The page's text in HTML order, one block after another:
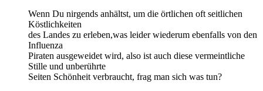
Wenn Du nirgends anhältst, um die örtlichen oft seitlichen
Köstlichkeiten
des Landes zu erleben,was leider wiederum ebenfalls von den
Influenza
Piraten ausgeweidet wird, also ist auch diese vermeintliche
Stille und unberührte
Seiten Schönheit verbraucht, frag man sich was tun?